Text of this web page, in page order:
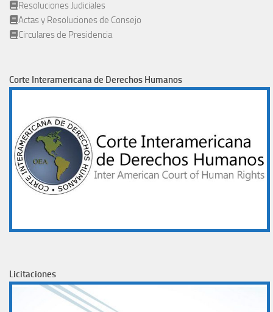
Resoluciones Judiciales
Actas y Resoluciones de Consejo
Circulares de Presidencia
Corte Interamericana de Derechos Humanos
Licitaciones